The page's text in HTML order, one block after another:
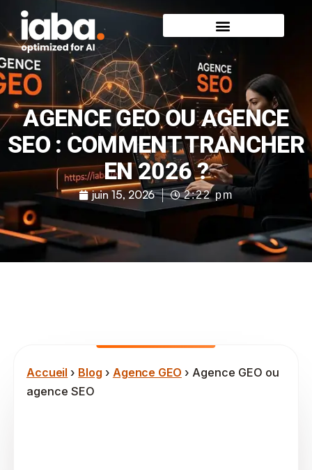
AGENCE GEO OU AGENCE
SEO : COMMENT TRANCHER
EN 2026 ?
juin 15, 2026 2:22 pm
Accueil › Blog › Agence GEO › Agence GEO ou
agence SEO